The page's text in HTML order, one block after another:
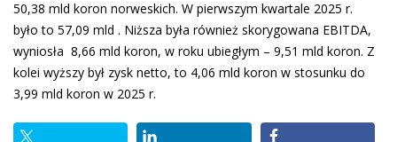
50,38 mld koron norweskich. W pierwszym kwartale 2025 r.
było to 57,09 mld . Niższa była również skorygowana EBITDA,
wyniosła 8,66 mld koron, w roku ubiegłym – 9,51 mld koron. Z
kolei wyższy był zysk netto, to 4,06 mld koron w stosunku do
3,99 mld koron w 2025 r.